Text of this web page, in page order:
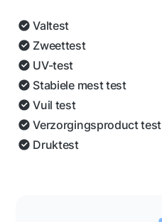
Valtest
Zweettest
UV-test
Stabiele mest test
Vuil test
Verzorgingsproduct test
Druktest